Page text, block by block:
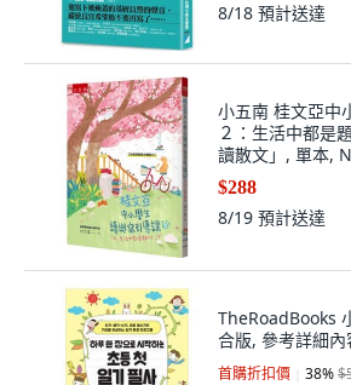
8/18 預計送達
小五南 桂文亞中
２：生活中都是
讀散文」, 單本,
$288
8/19 預計送達
TheRoadBooks
合版, 參考詳細內
首購折扣價 38%